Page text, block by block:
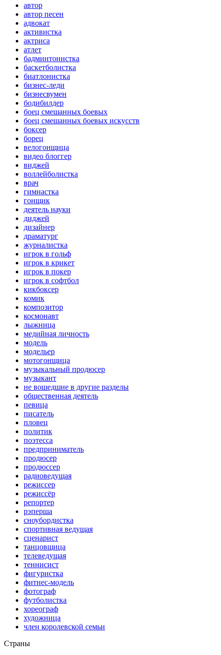
автор
автор песен
адвокат
активистка
актриса
атлет
бадминтонистка
баскетболистка
биатлонистка
бизнес-леди
бизнесвумен
бодибилдер
боец смешанных боевых
боец смешанных боевых искусств
боксер
борец
велогонщица
видео блоггер
виджей
воллейболистка
врач
гимнастка
гонщик
деятель науки
диджей
дизайнер
драматург
журналистка
игрок в гольф
игрок в крикет
игрок в покер
игрок в софтбол
кикбоксер
комик
композитор
космонавт
лыжница
медийная личность
модель
модельер
мотогонщица
музыкальный продюсер
музыкант
не вошедшие в другие разделы
общественная деятель
певица
писатель
пловец
политик
поэтесса
предприниматель
продюсер
продюссер
радиоведущая
режиссер
режиссёр
репортер
рэперша
сноубордистка
спортивная ведущая
сценарист
танцовщица
телеведущая
теннисист
фигуристка
фитнес-модель
фотограф
футболистка
хореограф
художница
член королевской семьи
Страны